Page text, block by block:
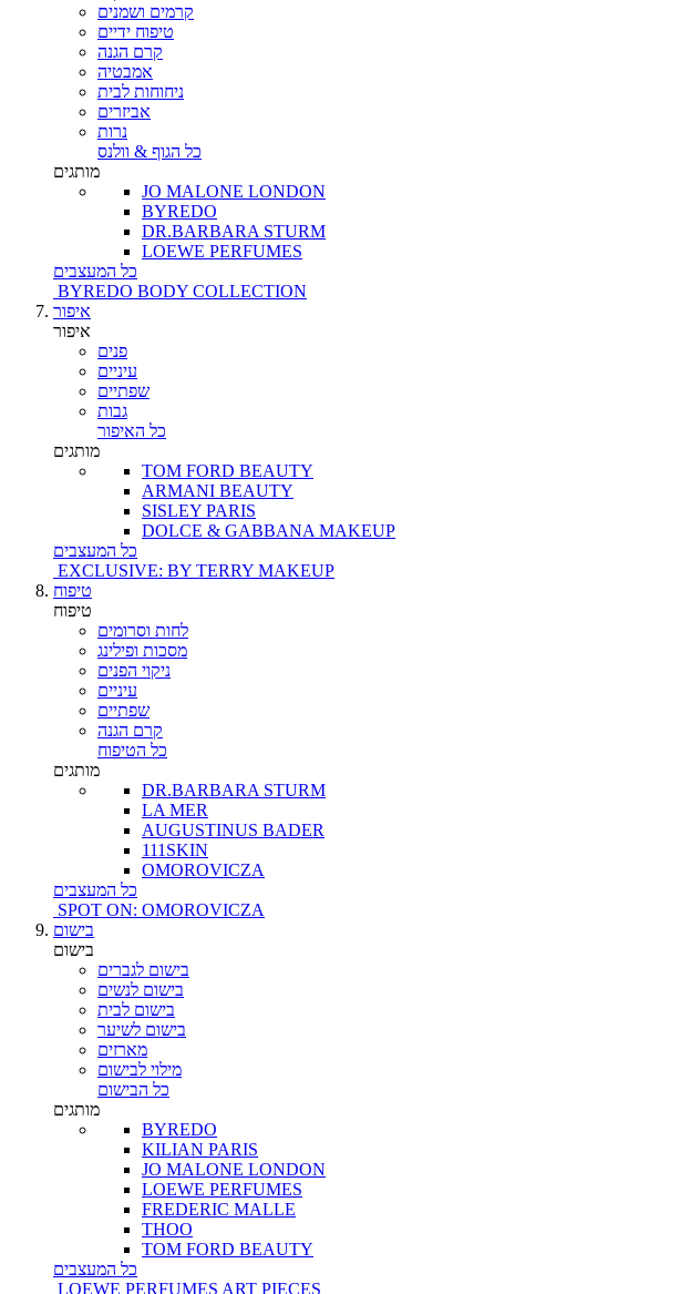
קרמים ושמנים
טיפוח ידיים
קרם הגנה
אמבטיה
ניחוחות לבית
אביזרים
נרות
כל הגוף & וולנס
מותגים
JO MALONE LONDON
BYREDO
DR.BARBARA STURM
LOEWE PERFUMES
כל המעצבים
BYREDO BODY COLLECTION
איפור
איפור
פנים
עיניים
שפתיים
גבות
כל האיפור
מותגים
TOM FORD BEAUTY
ARMANI BEAUTY
SISLEY PARIS
DOLCE & GABBANA MAKEUP
כל המעצבים
EXCLUSIVE: BY TERRY MAKEUP
טיפוח
טיפוח
לחות וסרומים
מסכות ופילינג
ניקוי הפנים
עיניים
שפתיים
קרם הגנה
כל הטיפוח
מותגים
DR.BARBARA STURM
LA MER
AUGUSTINUS BADER
111SKIN
OMOROVICZA
כל המעצבים
SPOT ON: OMOROVICZA
בישום
בישום
בישום לגברים
בישום לנשים
בישום לבית
בישום לשיער
מארזים
מילוי לבישום
כל הבישום
מותגים
BYREDO
KILIAN PARIS
JO MALONE LONDON
LOEWE PERFUMES
FREDERIC MALLE
THOO
TOM FORD BEAUTY
כל המעצבים
LOEWE PERFUMES ART PIECES